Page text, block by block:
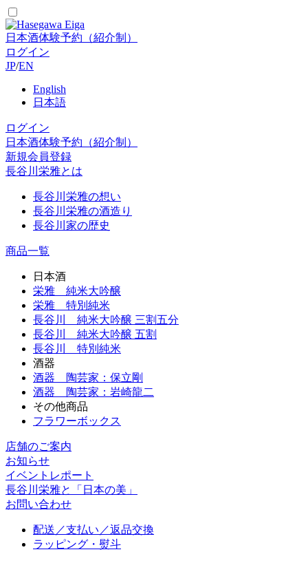
日本酒体験予約（紹介制）
ログイン
JP/EN
English
日本語
ログイン
日本酒体験予約（紹介制）
新規会員登録
長谷川栄雅とは
長谷川栄雅の想い
長谷川栄雅の酒造り
長谷川家の歴史
商品一覧
日本酒
栄雅 純米大吟醸
栄雅 特別純米
長谷川 純米大吟醸 三割五分
長谷川 純米大吟醸 五割
長谷川 特別純米
酒器
酒器 陶芸家：保立剛
酒器 陶芸家：岩崎龍二
その他商品
フラワーボックス
店舗のご案内
お知らせ
イベントレポート
長谷川栄雅と「日本の美」
お問い合わせ
配送／支払い／返品交換
ラッピング・熨斗